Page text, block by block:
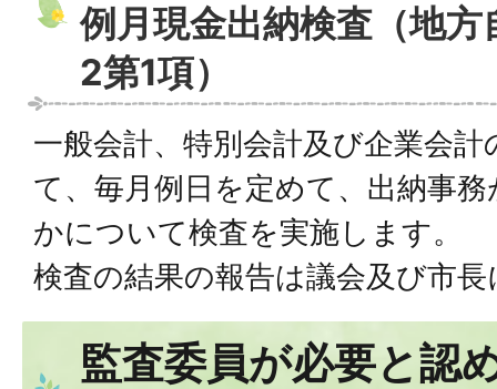
例月現金出納検査（地方
2第1項）
一般会計、特別会計及び企業会
て、毎月例日を定めて、出納事
かについて検査を実施します。
検査の結果の報告は議会及び市
監査委員が必要と認